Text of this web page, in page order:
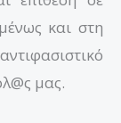
και στη
μας.